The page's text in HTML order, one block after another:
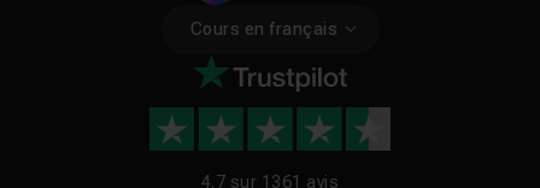
Quelle est la différence entre Houdini et
Cours en français
4.7 sur 1361 avis